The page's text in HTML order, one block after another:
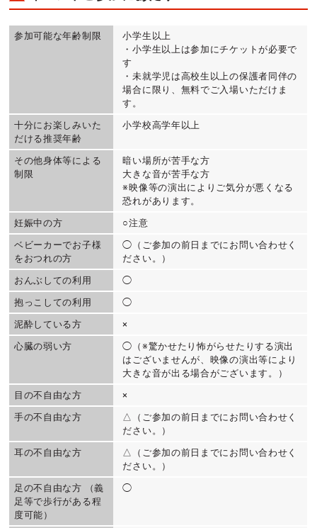
参加可能な年齢制限
小学生以上
・小学生以上は参加にチケットが必要で
す
・未就学児は高校生以上の保護者同伴の
場合に限り、無料でご入場いただけま
す。
十分にお楽しみいた
だける推奨年齢
小学校高学年以上
その他身体等による
制限
暗い場所が苦手な方
大きな音が苦手な方
※映像等の演出によりご気分が悪くなる
恐れがあります。
妊娠中の方 ○注意
ベビーカーでお子様
をおつれの方
◯（ご参加の前日までにお問い合わせく
ださい。）
おんぶしての利用 ◯
抱っこしての利用 ◯
泥酔している方 ×
心臓の弱い方
◯（※驚かせたり怖がらせたりする演出
はございませんが、映像の演出等により
大きな音が出る場合がございます。）
目の不自由な方 ×
手の不自由な方
△（ご参加の前日までにお問い合わせく
ださい。）
耳の不自由な方
△（ご参加の前日までにお問い合わせく
ださい。）
足の不自由な方 （義
足等で歩行がある程
度可能）
◯